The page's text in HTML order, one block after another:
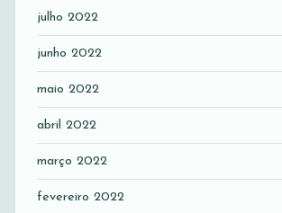
julho 2022
junho 2022
maio 2022
abril 2022
março 2022
fevereiro 2022